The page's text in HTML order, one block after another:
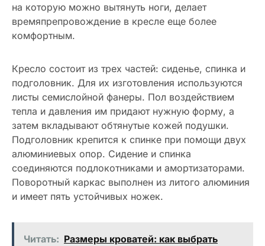
на которую можно вытянуть ноги, делает
времяпрепровождение в кресле еще более
комфортным.
Кресло состоит из трех частей: сиденье, спинка и
подголовник. Для их изготовления используются
листы семислойной фанеры. Пол воздействием
тепла и давления им придают нужную форму, а
затем вкладывают обтянутые кожей подушки.
Подголовник крепится к спинке при помощи двух
алюминиевых опор. Сидение и спинка
соединяются подлокотниками и амортизаторами.
Поворотный каркас выполнен из литого алюминия
и имеет пять устойчивых ножек.
Читать: Размеры кроватей: как выбрать